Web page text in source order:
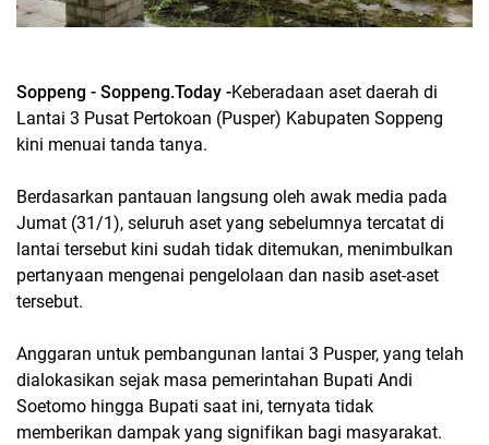
Soppeng - Soppeng.Today -Keberadaan aset daerah di
Lantai 3 Pusat Pertokoan (Pusper) Kabupaten Soppeng
kini menuai tanda tanya.
Berdasarkan pantauan langsung oleh awak media pada
Jumat (31/1), seluruh aset yang sebelumnya tercatat di
lantai tersebut kini sudah tidak ditemukan, menimbulkan
pertanyaan mengenai pengelolaan dan nasib aset-aset
tersebut.
Anggaran untuk pembangunan lantai 3 Pusper, yang telah
dialokasikan sejak masa pemerintahan Bupati Andi
Soetomo hingga Bupati saat ini, ternyata tidak
memberikan dampak yang signifikan bagi masyarakat.